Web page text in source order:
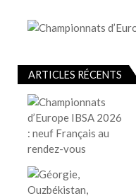
ARTICLES RÉCENTS